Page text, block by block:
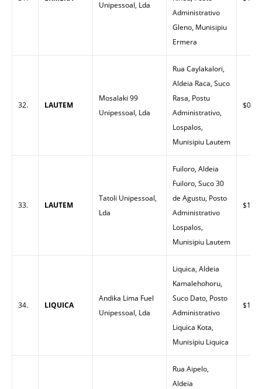
Unipessoal, Lda
Administrativo
Gleno, Munisipiu
Ermera
32. LAUTEM
Mosalaki 99
Unipessoal, Lda
Rua Caylakalori,
Aldeia Raca, Suco
Rasa, Postu
Administrativo,
Lospalos,
Munisipiu Lautem
$0.00
33. LAUTEM
Tatoli Unipessoal,
Lda
Fuiloro, Aldeia
Fuiloro, Suco 30
de Agustu, Posto
Administrativo
Lospalos,
Munisipiu Lautem
$1.55
34. LIQUICA
Andika Lima Fuel
Unipessoal, Lda
Liquica, Aldeia
Kamalehohoru,
Suco Dato, Posto
Administrativo
Liquica Kota,
Munisipiu Liquica
$1.45
Rua Aipelo,
Aldeia